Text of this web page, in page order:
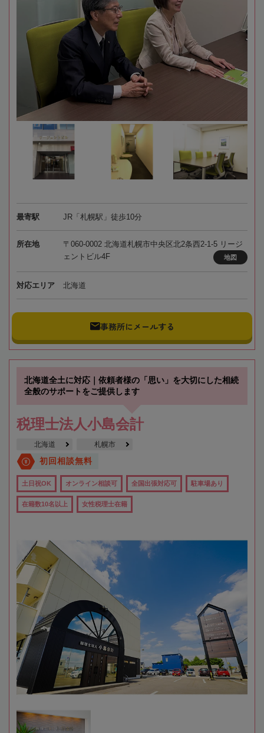
最寄駅 JR「札幌駅」徒歩10分
所在地
〒060-0002 北海道札幌市中央区北2条西2-1-5 リージ
ェントビル4F
地図
対応エリア 北海道
事務所にメールする
北海道全土に対応｜依頼者様の「思い」を大切にした相続
全般のサポートをご提供します
税理士法人小島会計
北海道 札幌市
初回相談無料
土日祝OK オンライン相談可 全国出張対応可 駐車場あり
在籍数10名以上 女性税理士在籍